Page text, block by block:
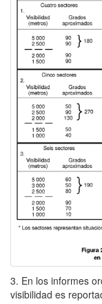
3. En los informes
visibilidad es